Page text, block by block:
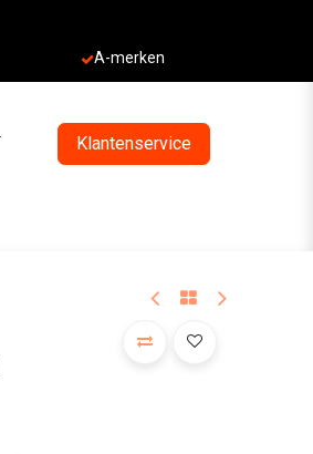
A-merken
Klantenservice